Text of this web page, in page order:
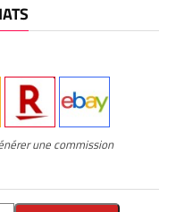
une commission